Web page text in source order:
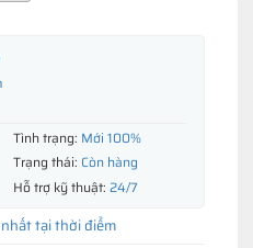
Tình trạng: Mới 100%
Trạng thái: Còn hàng
Hỗ trợ kỹ thuật: 24/7
tại thời điểm